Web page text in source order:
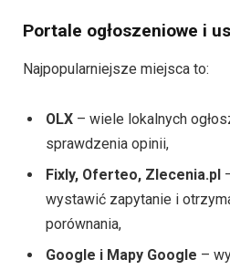
Portale ogłoszeniowe i
Najpopularniejsze miejsca to:
OLX – wiele lokalnych
sprawdzenia opinii,
Fixly, Oferteo, Zlecenia.pl
wystawić zapytanie i
porównania,
Google i Mapy Google –